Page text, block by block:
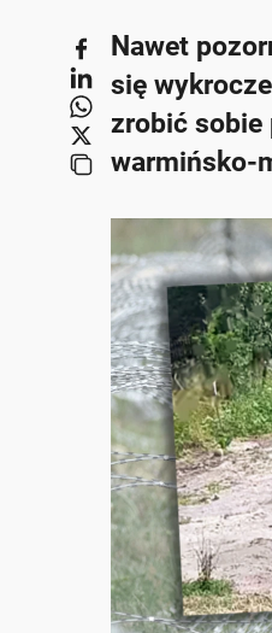
Nawet
się
zrobić sobie
warmińsko-